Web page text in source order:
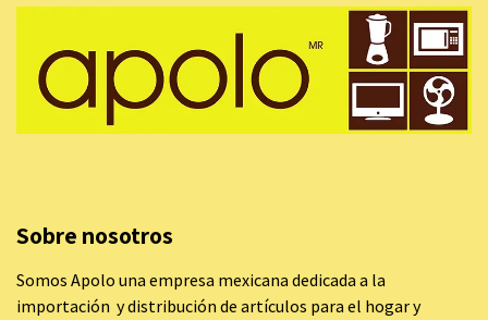
Sobre nosotros
Somos Apolo una empresa mexicana dedicada a la
importación y distribución de artículos para el hogar y